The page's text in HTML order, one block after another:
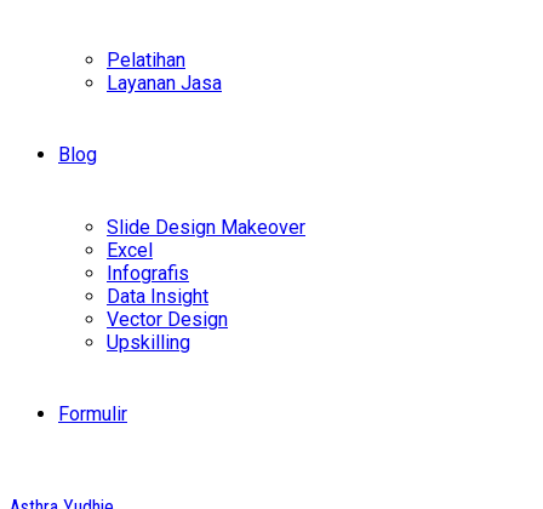
Pelatihan
Layanan Jasa
Blog
Slide Design Makeover
Excel
Infografis
Data Insight
Vector Design
Upskilling
Formulir